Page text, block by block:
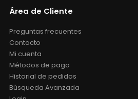
Área de Cliente
Preguntas frecuentes
Métodos de pago
Historial de pedidos
Búsqueda Avanzada